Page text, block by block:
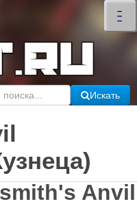
–
–
–
×
Искать